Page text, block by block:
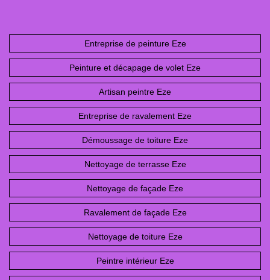
Entreprise de peinture Eze
Peinture et décapage de volet Eze
Artisan peintre Eze
Entreprise de ravalement Eze
Démoussage de toiture Eze
Nettoyage de terrasse Eze
Nettoyage de façade Eze
Ravalement de façade Eze
Nettoyage de toiture Eze
Peintre intérieur Eze